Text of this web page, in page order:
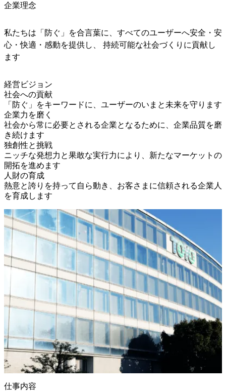
企業理念
私たちは「防ぐ」を合言葉に、すべてのユーザーへ安全・安
心・快適・感動を提供し、 持続可能な社会づくりに貢献し
ます
経営ビジョン
社会への貢献
「防ぐ」をキーワードに、ユーザーのいまと未来を守ります
企業力を磨く
社会から常に必要とされる企業となるために、企業品質を磨
き続けます
独創性と挑戦
ニッチな発想力と果敢な実行力により、新たなマーケットの
開拓を進めます
人財の育成
熱意と誇りを持って自ら動き、お客さまに信頼される企業人
を育成します
仕事内容